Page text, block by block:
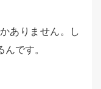
ありません。し
です。